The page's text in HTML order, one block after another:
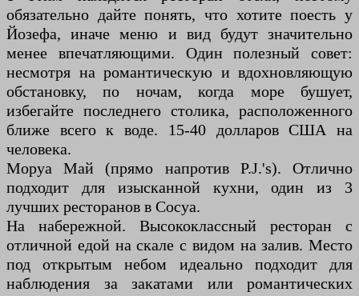
обязательно дайте понять, что хотите поесть у
Йозефа, иначе меню и вид будут значительно
менее впечатляющими. Один полезный совет:
несмотря на романтическую и вдохновляющую
обстановку, по ночам, когда море бушует,
избегайте последнего столика, расположенного
ближе всего к воде. 15-40 долларов США на
человека.
Моруа Май (прямо напротив P.J.'s). Отлично
подходит для изысканной кухни, один из 3
лучших ресторанов в Сосуа.
На набережной. Высококлассный ресторан с
отличной едой на скале с видом на залив. Место
под открытым небом идеально подходит для
наблюдения за закатами или романтических